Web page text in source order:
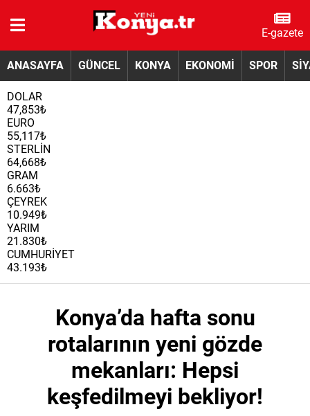
E-gazete
ANASAYFA GÜNCEL KONYA EKONOMİ SPOR
DOLAR
47,853₺
EURO
55,117₺
STERLİN
64,668₺
GRAM
6.663₺
ÇEYREK
10.949₺
YARIM
21.830₺
CUMHURİYET
43.193₺
Konya’da hafta sonu
rotalarının yeni gözde
mekanları: Hepsi
keşfedilmeyi bekliyor!